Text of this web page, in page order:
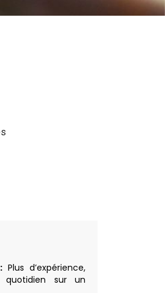
Plus d’expérience,
quotidien sur un